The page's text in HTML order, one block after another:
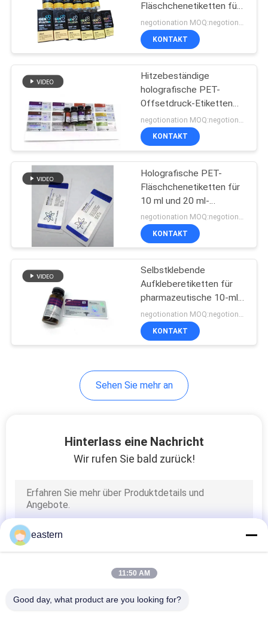
Kasten des
pharmazeutischen
Verpackens
Medizin-Flaschen-
Aufkleber
Medizin-Flaschen-
kleine Glasphiolen
Fläschchenetiketten für
10 ml
KONTAKT
Hitzebeständige
holografische PET-
Offsetdruck-Etiketten
für Glasfläschchen
KONTAKT
Holografische PET-
Fläschchenetiketten für
10 ml und 20 ml-
Fläschchen
negotionation MOQ:negotionation
KONTAKT
Selbstklebende
Aufkleberetiketten für
pharmazeutische 10-ml-
Fläschchen
negotionation MOQ:negotionation
KONTAKT
Sehen Sie mehr an
Hinterlass eine Nachricht
Wir rufen Sie bald zurück!
eastern
11:50 AM
Good day, what product are you looking for?